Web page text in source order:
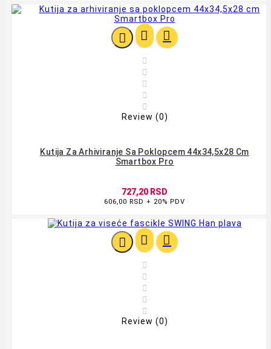
  





Review (0)
Kutija Za Arhiviranje Sa Poklopcem 44x34,5x28 Cm
Smartbox Pro
727,20 RSD
606,00 RSD + 20% PDV
  





Review (0)